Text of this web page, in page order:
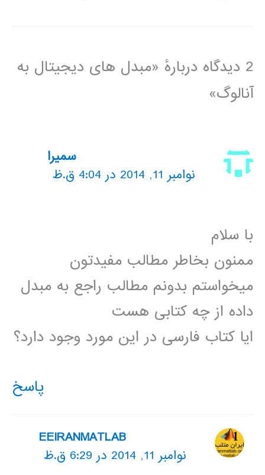
2 دیدگاه دربارهٔ «مبدل های دیجیتال به
آنالوگ»
سمیرا
نوامبر 11, 2014 در 4:04 ق.ظ
با سلام
ممنون بخاطر مطالب مفیدتون
میخواستم بدونم مطالب راجع به مبدل
داده از چه کتابی هست
ایا کتاب فارسی در این مورد وجود دارد؟
پاسخ
EEIRANMATLAB
نوامبر 11, 2014 در 6:29 ق.ظ